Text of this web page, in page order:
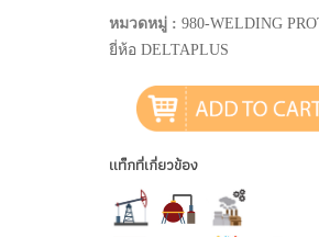
หมวดหมู่ : 980-WELDING
ยี่ห้อ DELTAPLUS
แท็กที่เกี่ยวข้อง